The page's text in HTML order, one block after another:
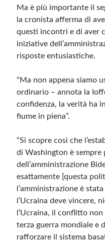
Feed dei commenti
WordPress.org
Ma è più importante il
la cronista afferma di
questi incontri e di aver
iniziative
risposte entusiastiche.
“Ma non appena siamo
ordinario – annota la
confidenza, la verità ha
fiume in piena”.
“Si scopre così che
di Washington è
dell’amministrazione
esattamente [questa
l’amministrazione è
l’Ucraina deve vincere,
l’Ucraina, il conflitto
terza guerra mondiale e
rafforzare il sistema